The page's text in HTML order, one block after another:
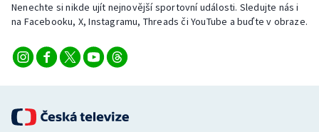
Stolní tenis
Triatlon
Veslování
Vodní slalom
Nenechte si nikde ujít nejnovější sportovní události. Sledujte nás i
na Facebooku, X, Instagramu, Threads či YouTube a buďte v obraze.